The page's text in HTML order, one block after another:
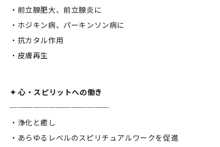
・前立腺肥大、前立腺炎に
・ホジキン病、パーキンソン病に
・抗カタル作用
・皮膚再生
✦ 心・スピリットへの働き
─────────────
・浄化と癒し
・あらゆるレベルのスピリチュアルワークを促進